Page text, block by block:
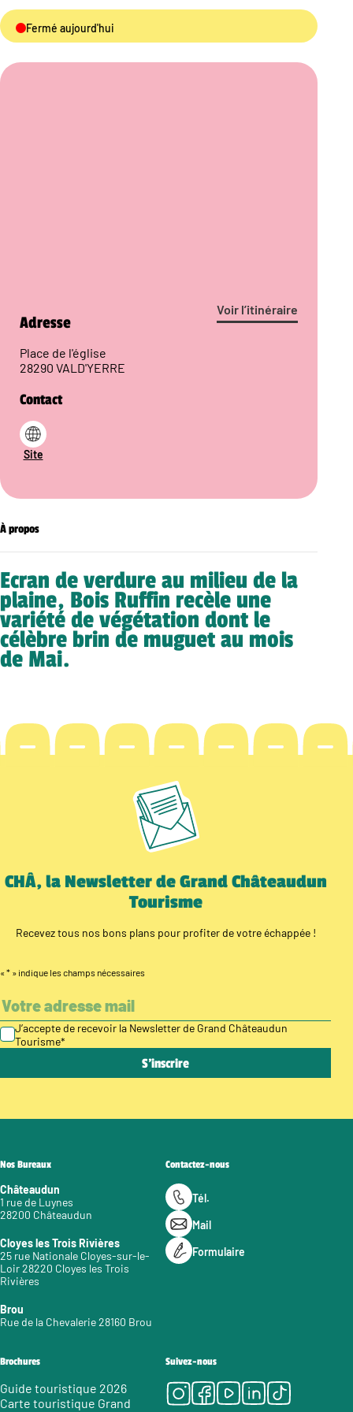
Fermé aujourd'hui
Voir l’itinéraire
Adresse
Place de l'église
28290 VALD'YERRE
Contact
Site
À propos
Ecran de verdure au milieu de la
plaine, Bois Ruffin recèle une
variété de végétation dont le
célèbre brin de muguet au mois
de Mai.
CHÂ, la Newsletter de Grand Châteaudun
Tourisme
Recevez tous nos bons plans pour profiter de votre échappée !
« * » indique les champs nécessaires
J’accepte de recevoir la Newsletter de Grand Châteaudun
Tourisme*
Nos Bureaux
Châteaudun
1 rue de Luynes
28200 Châteaudun
Cloyes les Trois Rivières
25 rue Nationale Cloyes-sur-le-
Loir 28220 Cloyes les Trois
Rivières
Brou
Rue de la Chevalerie 28160 Brou
Contactez-nous
Tél.
Mail
Formulaire
Brochures
Guide touristique 2026
Carte touristique Grand
Suivez-nous
Instagram
Facebook
Youtube
LinkedIn
Tiktok